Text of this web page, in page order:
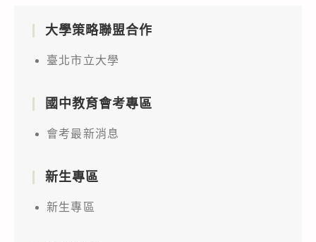
大學策略聯盟合作
臺北市立大學
國中教育會考專區
會考最新消息
新生專區
新生專區